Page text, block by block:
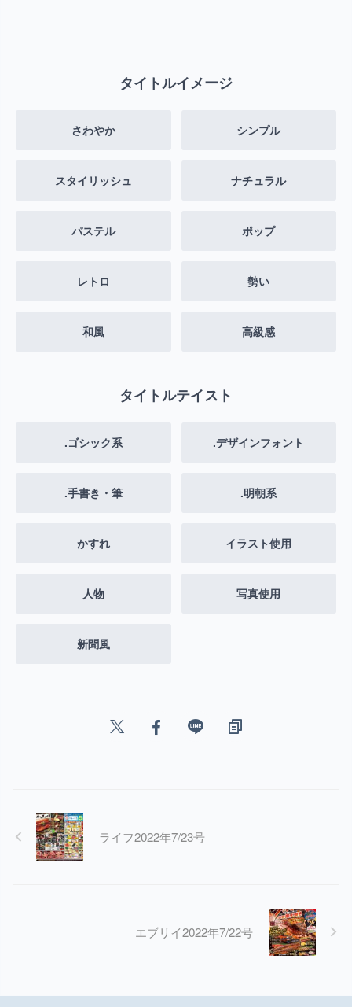
タイトルイメージ
さわやか シンプル
スタイリッシュ ナチュラル
パステル ポップ
レトロ 勢い
和風 高級感
タイトルテイスト
.ゴシック系 .デザインフォント
.手書き・筆 .明朝系
かすれ イラスト使用
人物 写真使用
新聞風
ライフ2022年7/23号
エブリイ2022年7/22号